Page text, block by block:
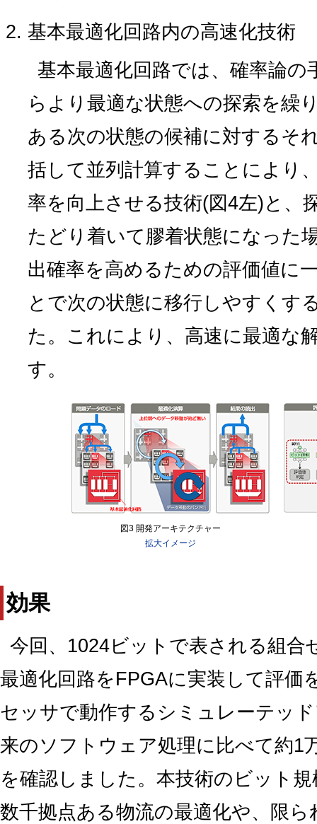
基本最適化回路内の高速化技術
基本最適化回路では、確率論
らより最適な状態への探索を繰
ある次の状態の候補に対するそ
括して並列計算することにより
率を向上させる技術(図4左)と、
たどり着いて膠着状態になった
出確率を高めるための評価値に
とで次の状態に移行しやすくす
た。これにより、高速に最適な
す。
図3 開発アーキテクチャー
拡大イメージ
効果
今回、1024ビットで表される組合
最適化回路をFPGAに実装して評価
セッサで動作するシミュレーテッ
来のソフトウェア処理に比べて約1
を確認しました。本技術のビット
数千拠点ある物流の最適化や、限